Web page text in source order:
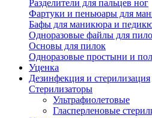
Разделители для пальцев ног
Фартуки и пеньюары для
Бафы для маникюра и
Одноразовые файлы для
Основы для пилок
Одноразовые простыни и
Уценка
Дезинфекция и стерилизация
Стерилизаторы
Ультрафиолетовые
Гласперленовые